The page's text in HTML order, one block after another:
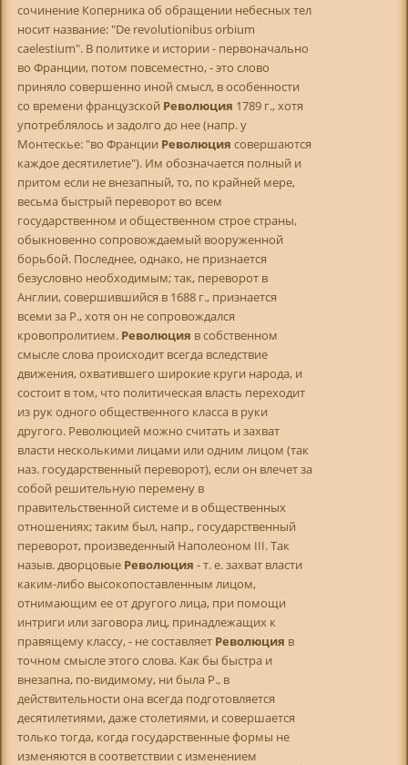
сочинение Коперника об обращении небесных тел
носит название: "De revolutionibus orbium
caelestium". В политике и истории - первоначально
во Франции, потом повсеместно, - это слово
приняло совершенно иной смысл, в особенности
со времени французской Революция 1789 г., хотя
употреблялось и задолго до нее (напр. у
Монтескье: "во Франции Революция совершаются
каждое десятилетие"). Им обозначается полный и
притом если не внезапный, то, по крайней мере,
весьма быстрый переворот во всем
государственном и общественном строе страны,
обыкновенно сопровождаемый вооруженной
борьбой. Последнее, однако, не признается
безусловно необходимым; так, переворот в
Англии, совершившийся в 1688 г., признается
всеми за Р., хотя он не сопровождался
кровопролитием. Революция в собственном
смысле слова происходит всегда вследствие
движения, охватившего широкие круги народа, и
состоит в том, что политическая власть переходит
из рук одного общественного класса в руки
другого. Революцией можно считать и захват
власти несколькими лицами или одним лицом (так
наз. государственный переворот), если он влечет за
собой решительную перемену в
правительственной системе и в общественных
отношениях; таким был, напр., государственный
переворот, произведенный Наполеоном III. Так
назыв. дворцовые Революция - т. е. захват власти
каким-либо высокопоставленным лицом,
отнимающим ее от другого лица, при помощи
интриги или заговора лиц, принадлежащих к
правящему классу, - не составляет Революция в
точном смысле этого слова. Как бы быстра и
внезапна, по-видимому, ни была P., в
действительности она всегда подготовляется
десятилетиями, даже столетиями, и совершается
только тогда, когда государственные формы не
изменяются в соответствии с изменением